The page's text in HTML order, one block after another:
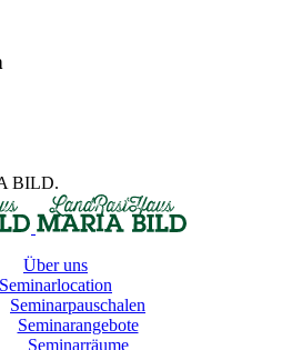
BILD.
Über uns
Seminarlocation
Seminarpauschalen
Seminarangebote
Seminarräume